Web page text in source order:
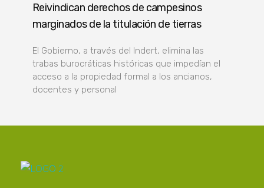
Reivindican derechos de campesinos
marginados de la titulación de tierras
El Gobierno, a través del Indert, elimina las
trabas burocráticas históricas que impedían el
acceso a la propiedad formal a los ancianos,
docentes y personal